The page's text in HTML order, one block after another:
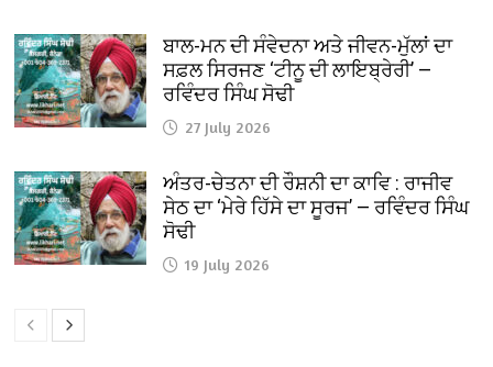
ਬਾਲ-ਮਨ ਦੀ ਸੰਵੇਦਨਾ ਅਤੇ ਜੀਵਨ-ਮੁੱਲਾਂ ਦਾ
ਸਫ਼ਲ ਸਿਰਜਣ ‘ਟੀਨੂ ਦੀ ਲਾਇਬ੍ਰੇਰੀ’ —
ਰਵਿੰਦਰ ਸਿੰਘ ਸੋਢੀ
27 July 2026
ਅੰਤਰ-ਚੇਤਨਾ ਦੀ ਰੌਸ਼ਨੀ ਦਾ ਕਾਵਿ : ਰਾਜੀਵ
ਸੇਠ ਦਾ ‘ਮੇਰੇ ਹਿੱਸੇ ਦਾ ਸੂਰਜ’ — ਰਵਿੰਦਰ ਸਿੰਘ
ਸੋਢੀ
19 July 2026